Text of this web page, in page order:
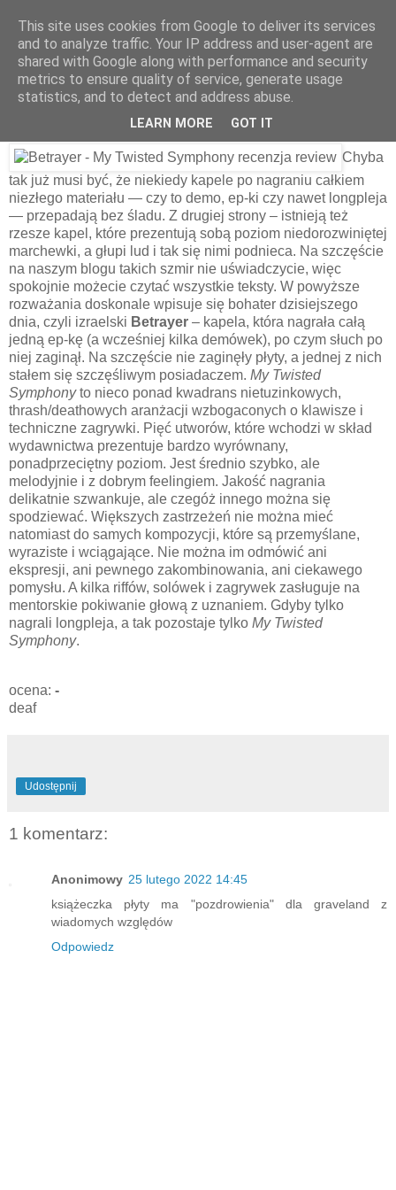
8 kwietnia 2010
Betrayer – My Twisted Symphony
[1998]
Chyba
tak już musi być, że niekiedy kapele po nagraniu całkiem
niezłego materiału — czy to demo, ep-ki czy nawet longpleja
— przepadają bez śladu. Z drugiej strony – istnieją też
rzesze kapel, które prezentują sobą poziom niedorozwiniętej
marchewki, a głupi lud i tak się nimi podnieca. Na szczęście
na naszym blogu takich szmir nie uświadczycie, więc
spokojnie możecie czytać wszystkie teksty. W powyższe
rozważania doskonale wpisuje się bohater dzisiejszego
dnia, czyli izraelski Betrayer – kapela, która nagrała całą
jedną ep-kę (a wcześniej kilka demówek), po czym słuch po
niej zaginął. Na szczęście nie zaginęły płyty, a jednej z nich
stałem się szczęśliwym posiadaczem. My Twisted
Symphonyto nieco ponad kwadrans nietuzinkowych,
thrash/deathowych aranżacji wzbogaconych o klawisze i
techniczne zagrywki. Pięć utworów, które wchodzi w skład
wydawnictwa prezentuje bardzo wyrównany,
ponadprzeciętny poziom. Jest średnio szybko, ale
melodyjnie i z dobrym feelingiem. Jakość nagrania
delikatnie szwankuje, ale czegóż innego można się
spodziewać. Większych zastrzeżeń nie można mieć
natomiast do samych kompozycji, które są przemyślane,
wyraziste i wciągające. Nie można im odmówić ani
ekspresji, ani pewnego zakombinowania, ani ciekawego
pomysłu. A kilka riffów, solówek i zagrywek zasługuje na
mentorskie pokiwanie głową z uznaniem. Gdyby tylko
nagrali longpleja, a tak pozostaje tylko My Twisted
Symphony.
ocena: -
deaf
Udostępnij
1 komentarz:
Anonimowy 25 lutego 2022 14:45
książeczka płyty ma "pozdrowienia" dla graveland z
wiadomych względów
Odpowiedz
This site uses cookies from Google to deliver its services
and to analyze traffic. Your IP address and user-agent are
shared with Google along with performance and security
metrics to ensure quality of service, generate usage
statistics, and to detect and address abuse.
LEARN MORE GOT IT